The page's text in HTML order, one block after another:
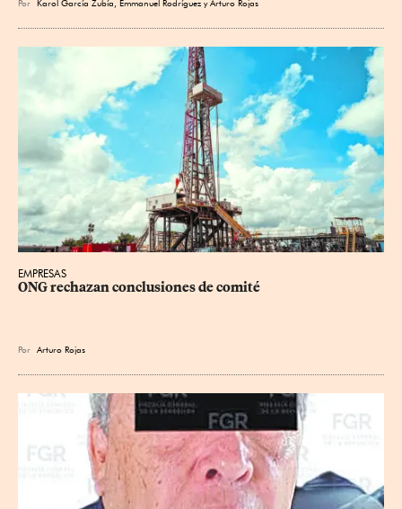
Por Karol García Zubía Emmanuel Rodríguez yArturo Rojas
EMPRESAS
ONG rechazan conclusiones de comité
Por Arturo Rojas